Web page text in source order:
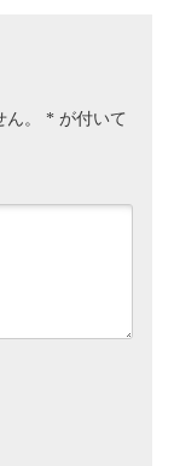
。 * が付いて